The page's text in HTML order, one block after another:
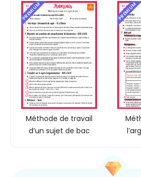
PREMIUM
Méthode de travail
d’un sujet de bac
PREMIUM